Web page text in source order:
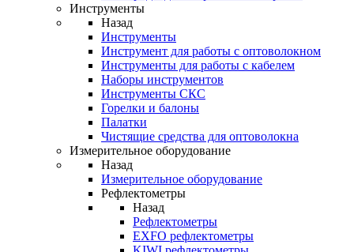
Инструменты
Назад
Инструменты
Инструмент для работы с оптоволокном
Инструменты для работы с кабелем
Наборы инструментов
Инструменты СКС
Горелки и балоны
Палатки
Чистящие средства для оптоволокна
Измерительное оборудование
Назад
Измерительное оборудование
Рефлектометры
Назад
Рефлектометры
EXFO рефлектометры